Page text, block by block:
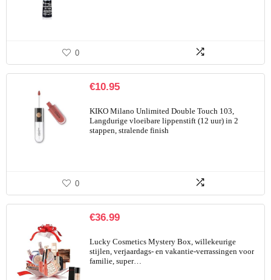
0
€10.95
KIKO Milano Unlimited Double Touch 103,
Langdurige vloeibare lippenstift (12 uur) in 2
stappen, stralende finish
0
€36.99
Lucky Cosmetics Mystery Box, willekeurige
stijlen, verjaardags- en vakantie-verrassingen voor
familie, super…